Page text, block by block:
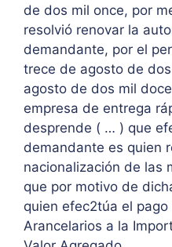
de dos mil once, por
resolvió renovar la
demandante, por el
trece de agosto de
agosto de dos mil
empresa de entrega
desprende ( … ) que
demandante es quien
nacionalización de las
que por motivo de
quien efec2túa el
Arancelarios a la